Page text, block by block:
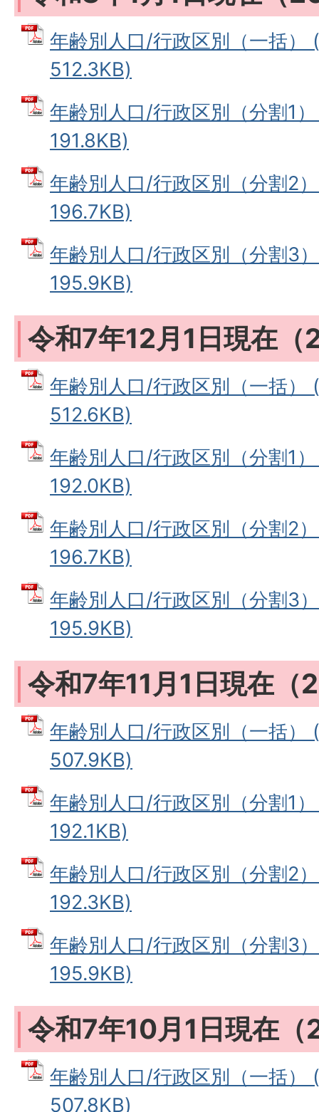
年齢別人口/行政区別（一括）
512.3KB)
年齢別人口/行政区別（分割1
191.8KB)
年齢別人口/行政区別（分割2
196.7KB)
年齢別人口/行政区別（分割3
195.9KB)
令和7年12月1日現在
年齢別人口/行政区別（一括）
512.6KB)
年齢別人口/行政区別（分割1
192.0KB)
年齢別人口/行政区別（分割2
196.7KB)
年齢別人口/行政区別（分割3
195.9KB)
令和7年11月1日現在（
年齢別人口/行政区別（一括）
507.9KB)
年齢別人口/行政区別（分割1
192.1KB)
年齢別人口/行政区別（分割2
192.3KB)
年齢別人口/行政区別（分割3
195.9KB)
令和7年10月1日現在
年齢別人口/行政区別（一括）
507.8KB)